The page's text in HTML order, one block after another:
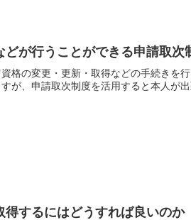
どが行うことができる申請取次
格の変更・更新・取得などの手続きを
が、申請取次制度を活用すると本人が
得するにはどうすれば良いのか